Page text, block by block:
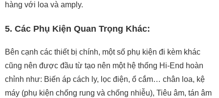
hàng với loa và amply.
5. Các Phụ Kiện Quan Trọng Khác:
Bên cạnh các thiết bị chính, một số phụ kiện đi kèm khác
cũng nên được đầu từ tạo nên một hệ thống Hi-End hoàn
chỉnh như: Biến áp cách ly, lọc điện, ổ cắm… chân loa, kệ
máy (phụ kiện chống rung và chống nhiễu), Tiêu âm, tán âm